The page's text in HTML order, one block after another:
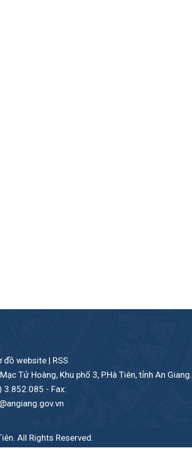
đồ website | RSS
Tử Hoàng, Khu phố 3, P.Hà Tiên, tỉnh An Giang.
3.852.085 - Fax:
All Rights Reserved.